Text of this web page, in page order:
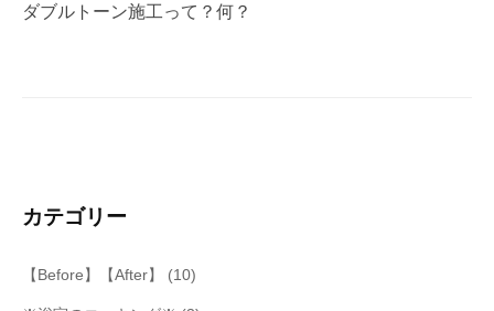
ゲ
ダブルトーン施工って？何？
カテゴリー
【Before】【After】 (10)